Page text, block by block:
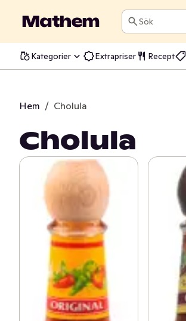
Sök
Kategorier Extrapriser Recept
Hem / Cholula
Cholula